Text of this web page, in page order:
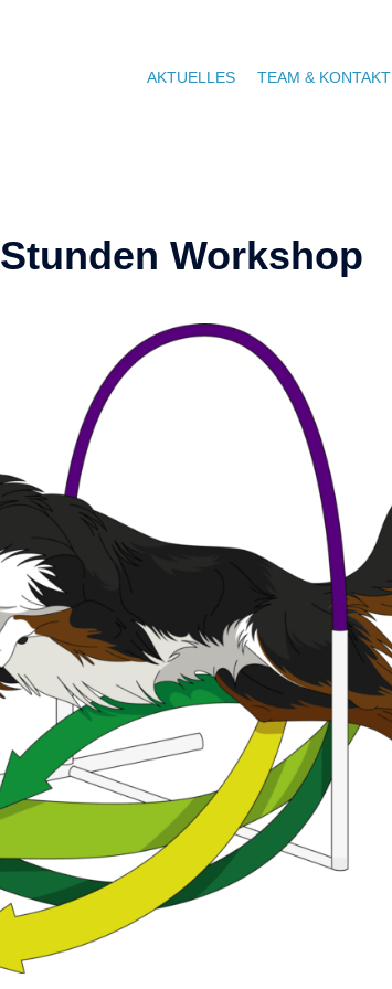
AKTUELLES TEAM & KONTAKT
Workshop